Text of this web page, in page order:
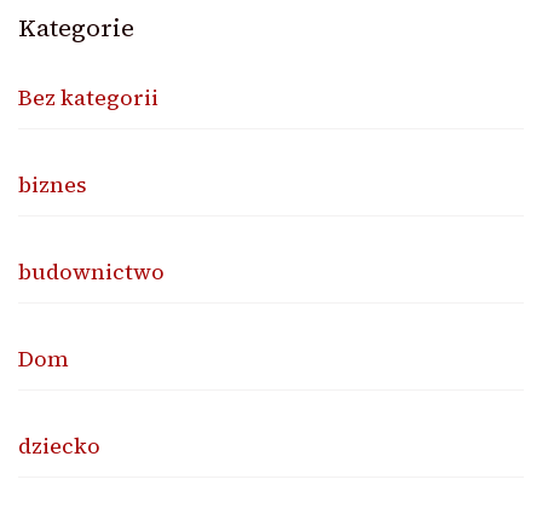
Kategorie
Bez kategorii
biznes
budownictwo
Dom
dziecko